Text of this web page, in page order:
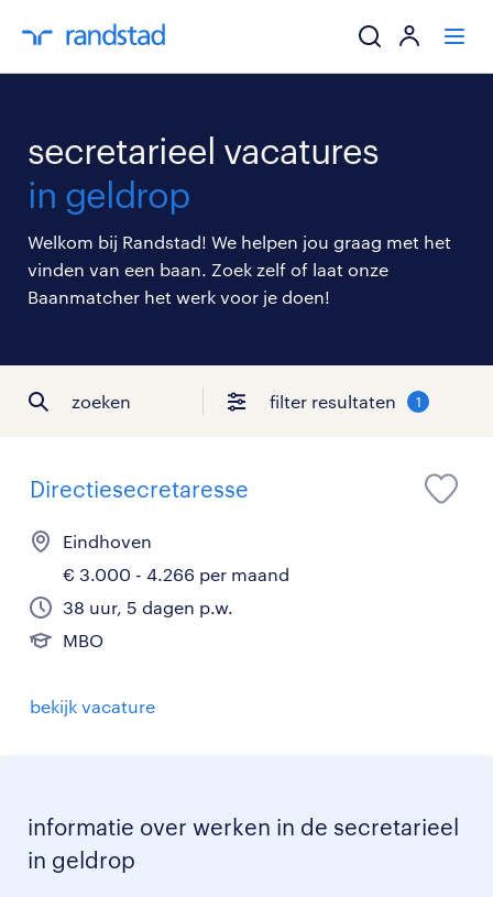
mijn carrière
over randstad
secretarieel vacatures
in geldrop
Welkom bij Randstad! We helpen jou graag met het
vinden van een baan. Zoek zelf of laat onze
Baanmatcher het werk voor je doen!
zoeken filter resultaten 1
Directiesecretaresse
Eindhoven
€ 3.000 - 4.266 per maand
38 uur, 5 dagen p.w.
MBO
bekijk vacature
informatie over werken in de secretarieel
in geldrop